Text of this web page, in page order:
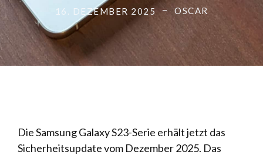
16. DEZEMBER 2025 OSCAR
Die Samsung Galaxy S23-Serie erhält jetzt das
Sicherheitsupdate vom Dezember 2025. Das